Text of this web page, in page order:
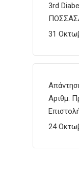
3rd
31
Αριθμ.
24